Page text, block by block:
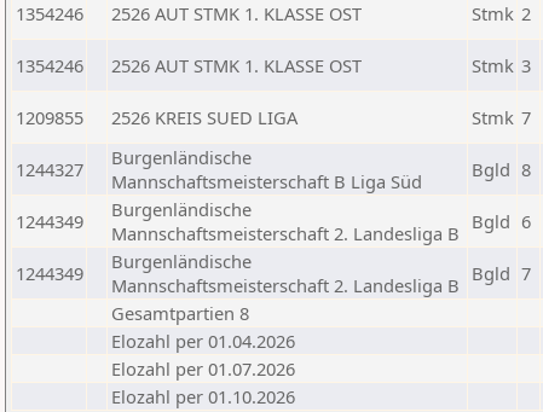
1354246 2526 AUT STMK 1. KLASSE OST Stmk 2
1354246 2526 AUT STMK 1. KLASSE OST Stmk 3
1209855 2526 KREIS SUED LIGA Stmk 7
1244327
Burgenländische
Mannschaftsmeisterschaft B Liga Süd
Bgld 8
1244349
Burgenländische
Mannschaftsmeisterschaft 2. Landesliga B Bgld 6
1244349
Burgenländische
Mannschaftsmeisterschaft 2. Landesliga B Bgld 7
Gesamtpartien 8
Elozahl per 01.04.2026
Elozahl per 01.07.2026
Elozahl per 01.10.2026